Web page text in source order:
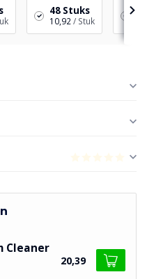
48 Stuks
10,92/ Stuk
Cleaner
20,39